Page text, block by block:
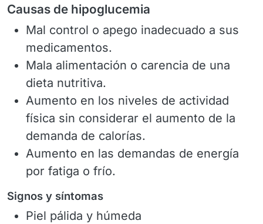
Causas de hipoglucemia
Mal control o apego inadecuado a sus
medicamentos.
Mala alimentación o carencia de una
dieta nutritiva.
Aumento en los niveles de actividad
física sin considerar el aumento de la
demanda de calorías.
Aumento en las demandas de energía
por fatiga o frío.
Signos y síntomas
Piel pálida y húmeda